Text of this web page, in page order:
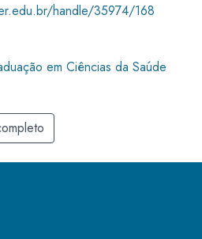
handle/35974/168
em Ciências da Saúde